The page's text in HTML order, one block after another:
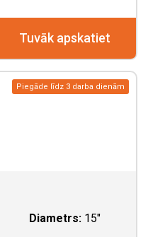
Tuvāk apskatiet
Piegāde līdz 3 darba dienām
Diametrs: 15"